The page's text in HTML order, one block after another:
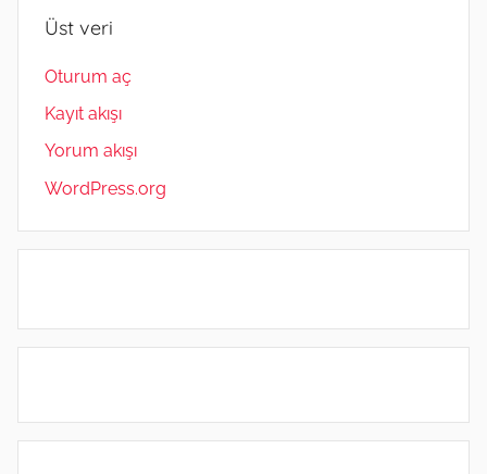
Üst veri
Oturum aç
Kayıt akışı
Yorum akışı
WordPress.org